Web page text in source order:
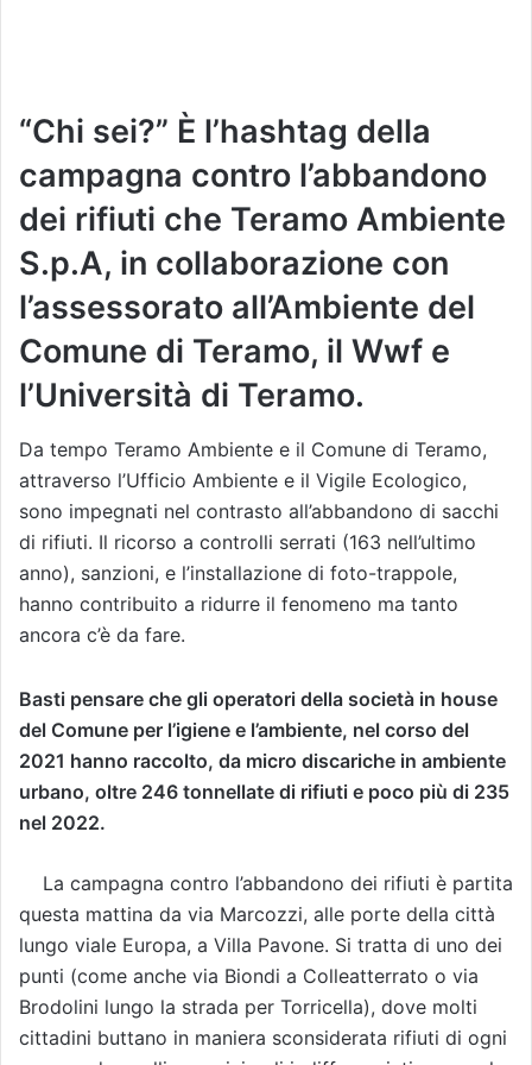
“Chi sei?” È l’hashtag della
campagna contro l’abbandono
dei rifiuti che Teramo Ambiente
S.p.A, in collaborazione con
l’assessorato all’Ambiente del
Comune di Teramo, il Wwf e
l’Università di Teramo.
Da tempo Teramo Ambiente e il Comune di Teramo,
attraverso l’Ufficio Ambiente e il Vigile Ecologico,
sono impegnati nel contrasto all’abbandono di sacchi
di rifiuti. Il ricorso a controlli serrati (163 nell’ultimo
anno), sanzioni, e l’installazione di foto-trappole,
hanno contribuito a ridurre il fenomeno ma tanto
ancora c’è da fare.
Basti pensare che gli operatori della società in house
del Comune per l’igiene e l’ambiente, nel corso del
2021 hanno raccolto, da micro discariche in ambiente
urbano, oltre 246 tonnellate di rifiuti e poco più di 235
nel 2022.
La campagna contro l’abbandono dei rifiuti è partita
questa mattina da via Marcozzi, alle porte della città
lungo viale Europa, a Villa Pavone. Si tratta di uno dei
punti (come anche via Biondi a Colleatterrato o via
Brodolini lungo la strada per Torricella), dove molti
cittadini buttano in maniera sconsiderata rifiuti di ogni